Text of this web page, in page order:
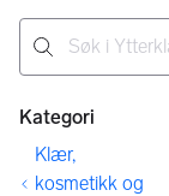
Filtre
Kategori
Klær,
kosmetikk og